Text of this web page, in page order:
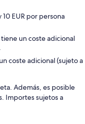
EUR por persona
un coste adicional
coste adicional (sujeto a
Además, es posible
Importes sujetos a